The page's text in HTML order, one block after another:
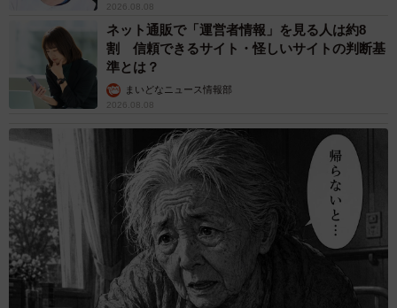
2026.08.08
ネット通販で「運営者情報」を見る人は約8
割 信頼できるサイト・怪しいサイトの判断基
準とは？
まいどなニュース情報部
2026.08.08